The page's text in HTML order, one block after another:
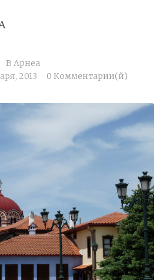
В Арнеа
2013 0 Комментарии(й)